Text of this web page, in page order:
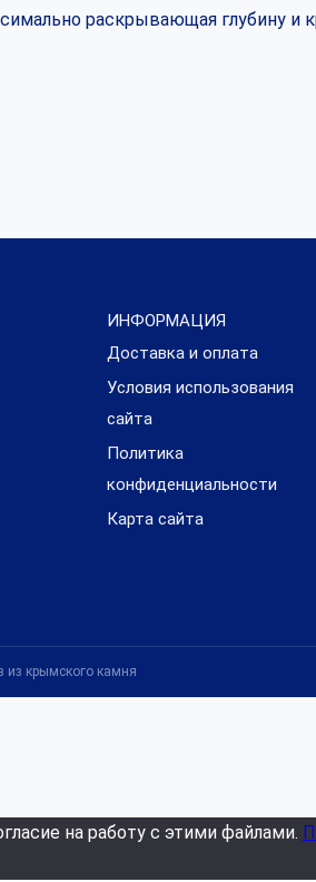
раскрывающая глубину и
ИНФОРМАЦИЯ
Доставка и оплата
Условия использования
сайта
Политика
конфиденциальности
Карта сайта
из крымского камня
на работу с этими файлами.